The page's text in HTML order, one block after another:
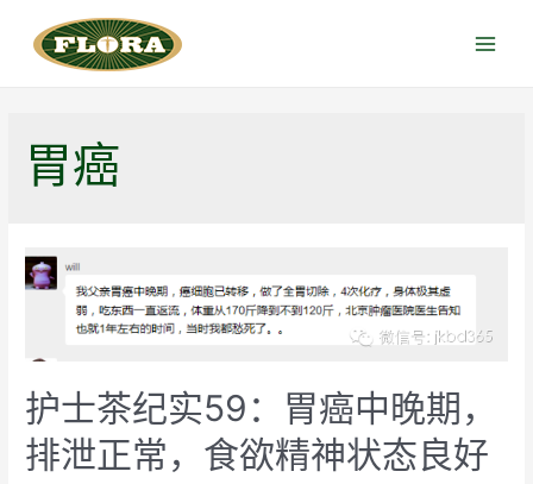
胃癌
护士茶纪实59：胃癌中晚期，
排泄正常，食欲精神状态良好